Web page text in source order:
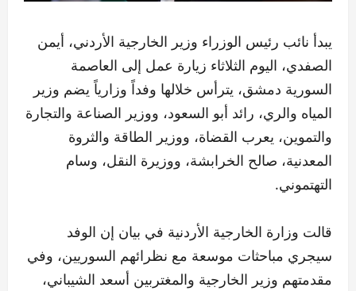
يبدأ نائب رئيس الوزراء وزير الخارجية الأردني، أيمن
الصفدي، اليوم الثلاثاء زيارة عمل إلى العاصمة
السورية دمشق، يترأس خلالها وفداً وزارياً يضم وزير
المياه والري، رائد أبو السعود، ووزير الصناعة والتجارة
والتموين، يعرب القضاة، ووزير الطاقة والثروة
المعدنية، صالح الخرابشة، ووزيرة النقل، وسام
التهتموني.
قالت وزارة الخارجية الأردنية في بيان إن الوفد
سيجري مباحثات موسعة مع نظرائهم السوريين، وفي
مقدمتهم وزير الخارجية والمغتربين أسعد الشيباني،